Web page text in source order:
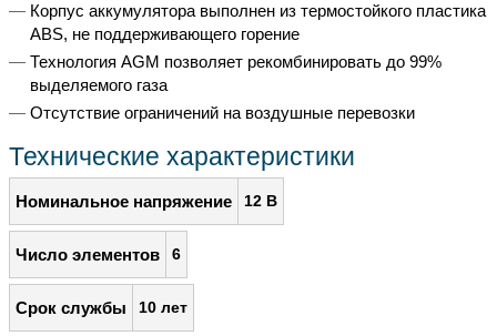
Корпус аккумулятора выполнен из термостойкого пластика
ABS, не поддерживающего горение
Технология AGM позволяет рекомбинировать до 99%
выделяемого газа
Отсутствие ограничений на воздушные перевозки
Технические характеристики
Номинальное напряжение 12 В
Число элементов 6
Срок службы 10 лет